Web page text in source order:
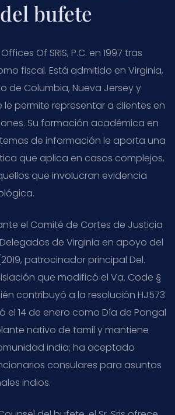
bufete
Of SRIS, P.C. en 1997 tras
fiscal. Está admitido en Virginia,
de Columbia, Nueva Jersey y
le permite representar a clientes en
Su formación académica en
de información le aporta una
que aplica en casos complejos,
que involucran evidencia
el Comité de Cortes de Justicia
de Virginia en apoyo del
patrocinador principal Del.
que modificó el Va. Code §
contribuyó a la resolución HJ573
el 14 de enero como Día de Pongal
nativo de tamil y mantiene
india; ha aceptado
consulares para asuntos
indios.